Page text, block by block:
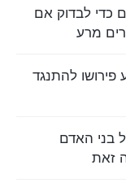
כדי לבדוק אם
מרע
פירושו להתנגד
בני האדם
זאת